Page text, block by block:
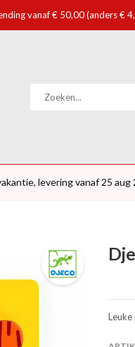
vanaf € 50,00 (anders €
levering vanaf 25 aug